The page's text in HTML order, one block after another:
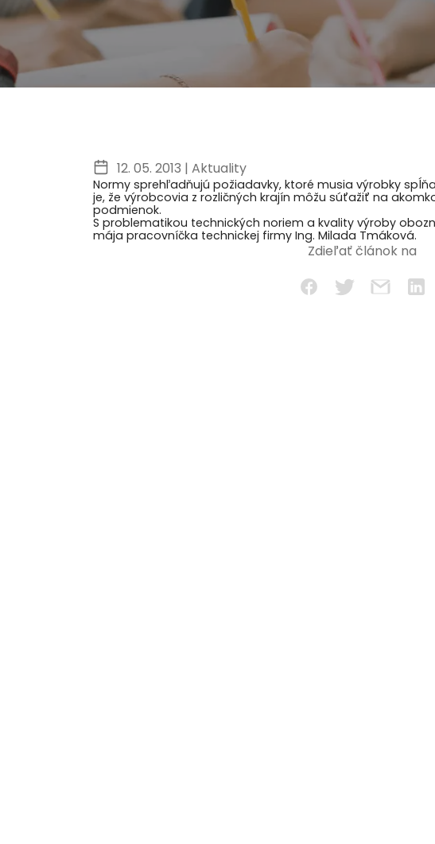
12. 05. 2013 | Aktuality
Normy sprehľadňujú požiadavky, ktoré musia výrobky
je, že výrobcovia z rozličných krajín môžu súťažiť na
podmienok.
S problematikou technických noriem a kvality výroby
mája pracovníčka technickej firmy Ing. Milada Tmáková.
Zdieľať článok na